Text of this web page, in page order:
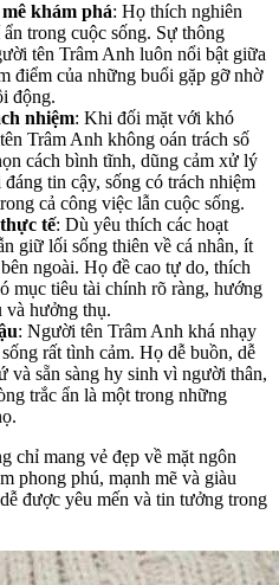
khám phá: Họ thích nghiên
trong cuộc sống. Sự thông
tên Trâm Anh luôn nổi bật giữa
điểm của những buổi gặp gỡ nhờ
động.
nhiệm: Khi đối mặt với khó
Trâm Anh không oán trách số
cách bình tĩnh, dũng cảm xử lý
tin cậy, sống có trách nhiệm
cả công việc lẫn cuộc sống.
tế: Dù yêu thích các hoạt
giữ lối sống thiên về cá nhân, ít
ngoài. Họ đề cao tự do, thích
mục tiêu tài chính rõ ràng, hướng
và hưởng thụ.
: Người tên Trâm Anh khá nhạy
rất tình cảm. Họ dễ buồn, dễ
và sẵn sàng hy sinh vì người thân,
trắc ẩn là một trong những
chỉ mang vẻ đẹp về mặt ngôn
phong phú, mạnh mẽ và giàu
được yêu mến và tin tưởng trong